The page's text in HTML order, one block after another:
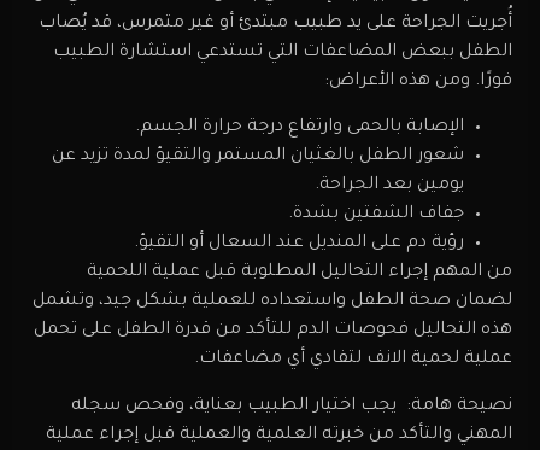
أُجريت الجراحة على يد طبيب مبتدئ أو غير متمرس، قد يُصاب
الطفل ببعض المضاعفات التي تستدعي استشارة الطبيب
فورًا. ومن هذه الأعراض:
الإصابة بالحمى وارتفاع درجة حرارة الجسم.
شعور الطفل بالغثيان المستمر والتقيؤ لمدة تزيد عن
يومين بعد الجراحة.
جفاف الشفتين بشدة.
رؤية دم على المنديل عند السعال أو التقيؤ.
من المهم إجراء التحاليل المطلوبة قبل عملية اللحمية
لضمان صحة الطفل واستعداده للعملية بشكل جيد، وتشمل
هذه التحاليل فحوصات الدم للتأكد من قدرة الطفل على تحمل
عملية لحمية الانف لتفادي أي مضاعفات.
نصيحة هامة: يجب اختيار الطبيب بعناية، وفحص سجله
المهني والتأكد من خبرته العلمية والعملية قبل إجراء عملية